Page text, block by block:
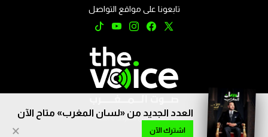
العدد الجديد من «لسان المغرب» متاح الآن
اشترك الآن ×
تابعونا على مواقع التواصل
جميع الحقوق محفوظة © 2026